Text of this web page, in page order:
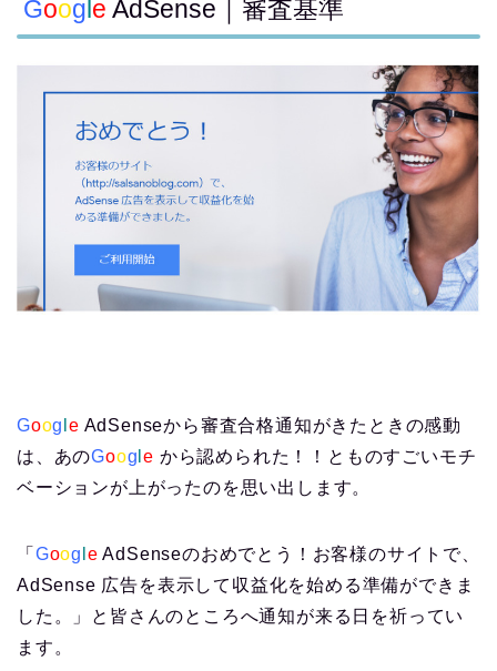
Google AdSense｜審査基準
Goog le AdSenseから審査合格通知がきたときの感動
は、あのGoog le から認められた！！とものすごいモチ
ベーションが上がったのを思い出します。
「 Goog e AdSenseのおめでとう！お客様のサイトで、
AdSense 広告を表示して収益化を始める準備ができま
した。」と皆さんのところへ通知が来る日を祈ってい
ます。